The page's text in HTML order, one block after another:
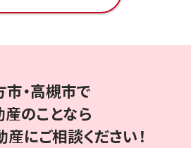
で無料相談はこちら
定・ご相談 は こちら
市・高槻市で
のことなら
にご相談ください！